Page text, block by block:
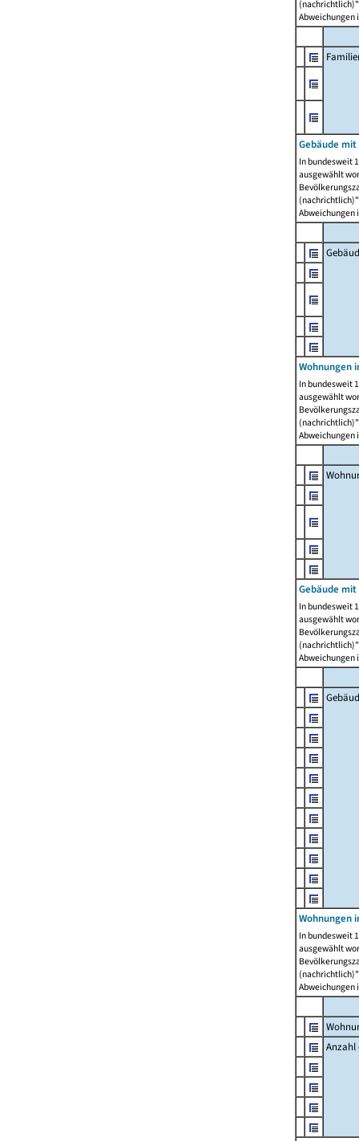
Abweichungen
Gebäude
In bundesweit
ausgewählt
Abweichungen
Wohnungen
In bundesweit
ausgewählt
Abweichungen
Gebäude
In bundesweit
ausgewählt
Abweichungen
Wohnungen
In bundesweit
ausgewählt
Abweichungen
Anzahl